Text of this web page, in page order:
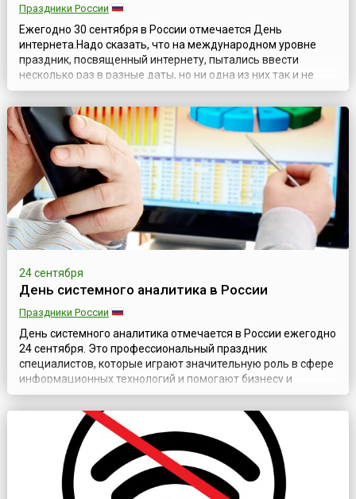
Праздники России
Ежегодно 30 сентября в России отмечается День
интернета.Надо сказать, что на международном уровне
праздник, посвященный интернету, пытались ввести
несколько раз в разные даты, но ни одна из них так и не
стала традиционной. В России же «прижилась» дата 30
сентября.Все началось с того, что в 1998 году московская
фирма IT Infoart Stars разослала фирмам и организациям
предложение поддержать ин...
24 сентября
День системного аналитика в России
Праздники России
День системного аналитика отмечается в России ежегодно
24 сентября. Это профессиональный праздник
специалистов, которые играют значительную роль в сфере
информационных технологий и помогают бизнесу и
разработчикам понимать друг друга. В настоящее время
День системного аналитика всё чаще упоминается в
корпоративных календарях, медиа и профессиональных
сообществах, подчёркивая значимость профессии. ...